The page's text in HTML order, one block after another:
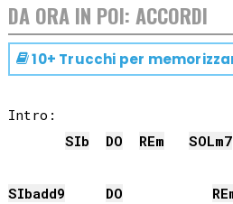
DA ORA IN POI: ACCORDI
10+ Trucchi per
Intro:
SIb
DO REm SOLm7
SIbadd9 DO RE